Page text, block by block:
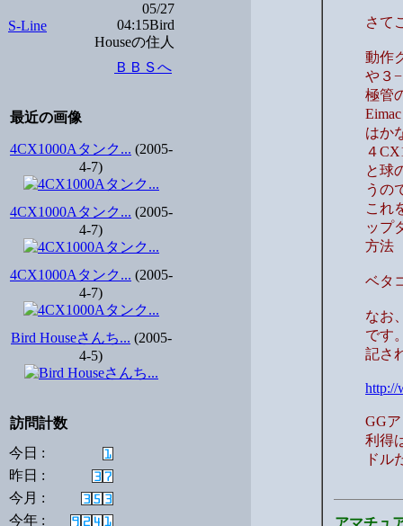
S-Line
05/27
04:15Bird
Houseの住人
ＢＢＳへ
最近の画像
4CX1000Aタンク... (2005-
4-7)
4CX1000Aタンク... (2005-
4-7)
4CX1000Aタンク... (2005-
4-7)
Bird Houseさんち... (2005-
4-5)
訪問計数
今日 :
昨日 :
今月 :
今年 :
さて
動作
や３
極管
はか
４
と球
うの
これ
ップ
方法
ベタ
なお
です
記さ
http://
GG
利得
ドル
アマチュ